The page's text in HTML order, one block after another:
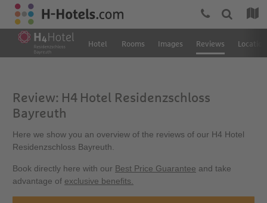
Hotel Rooms Images Reviews
Review: H4 Hotel Residenzschloss
Bayreuth
Here we show you an overview of the reviews of our H4 Hotel
Residenzschloss Bayreuth.
Book directly here with our Best Price Guarantee and take
advantage of exclusive benefits.